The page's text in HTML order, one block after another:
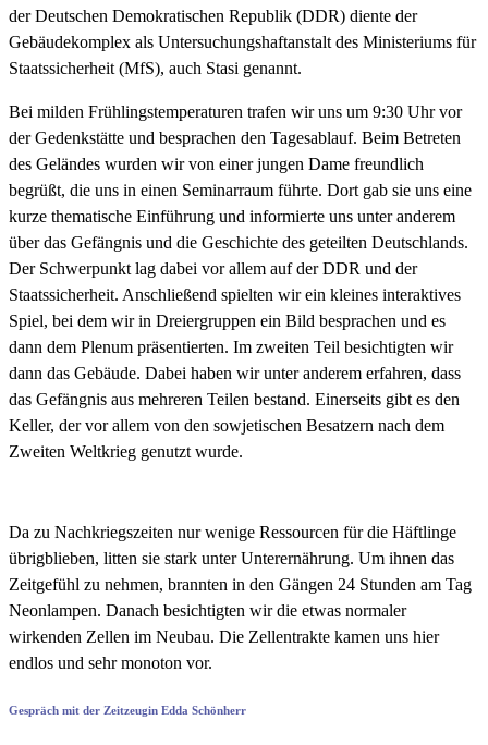
der Deutschen Demokratischen Republik (DDR) diente der
Gebäudekomplex als Untersuchungshaftanstalt des Ministeriums für
Staatssicherheit (MfS), auch Stasi genannt.
Bei milden Frühlingstemperaturen trafen wir uns um 9:30 Uhr vor
der Gedenkstätte und besprachen den Tagesablauf. Beim Betreten
des Geländes wurden wir von einer jungen Dame freundlich
begrüßt, die uns in einen Seminarraum führte. Dort gab sie uns eine
kurze thematische Einführung und informierte uns unter anderem
über das Gefängnis und die Geschichte des geteilten Deutschlands.
Der Schwerpunkt lag dabei vor allem auf der DDR und der
Staatssicherheit. Anschließend spielten wir ein kleines interaktives
Spiel, bei dem wir in Dreiergruppen ein Bild besprachen und es
dann dem Plenum präsentierten. Im zweiten Teil besichtigten wir
dann das Gebäude. Dabei haben wir unter anderem erfahren, dass
das Gefängnis aus mehreren Teilen bestand. Einerseits gibt es den
Keller, der vor allem von den sowjetischen Besatzern nach dem
Zweiten Weltkrieg genutzt wurde.
Da zu Nachkriegszeiten nur wenige Ressourcen für die Häftlinge
übrigblieben, litten sie stark unter Unterernährung. Um ihnen das
Zeitgefühl zu nehmen, brannten in den Gängen 24 Stunden am Tag
Neonlampen. Danach besichtigten wir die etwas normaler
wirkenden Zellen im Neubau. Die Zellentrakte kamen uns hier
endlos und sehr monoton vor.
Gespräch mit der Zeitzeugin Edda Schönherr